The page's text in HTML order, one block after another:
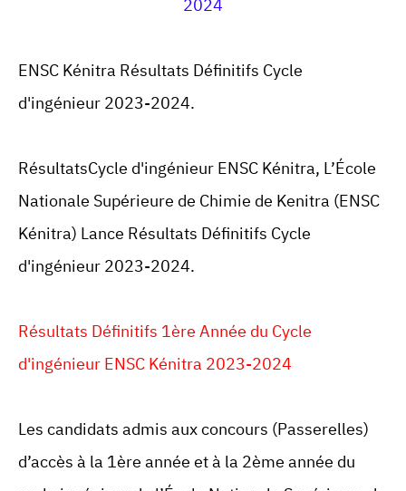
ENSC Kénitra Résultats Définitifs Cycle
d'ingénieur 2023-2024.
RésultatsCycle d'ingénieur ENSC Kénitra, L’École
Nationale Supérieure de Chimie de Kenitra (ENSC
Kénitra) Lance Résultats Définitifs Cycle
d'ingénieur 2023-2024.
Résultats Définitifs 1ère Année du Cycle
d'ingénieur ENSC Kénitra 2023-2024
Les candidats admis aux concours (Passerelles)
d’accès à la 1ère année et à la 2ème année du